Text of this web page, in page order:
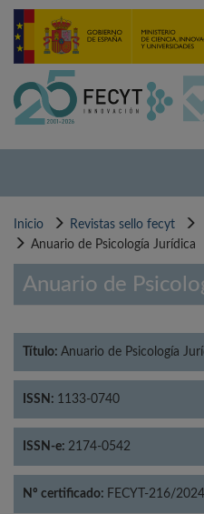
Pasar
contenido
Inicio
Revistas sello fecyt
Anuario de Psicología Jurídica
Anuario de
Título: Anuario de Psicología
ISSN: 1133-0740
ISSN-e: 2174-0542
Nº certificado: FECYT-216/2024